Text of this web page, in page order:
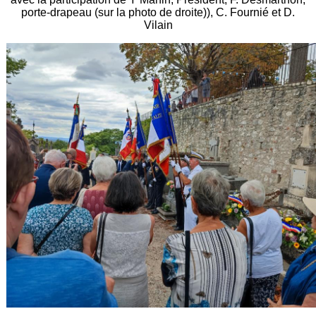
porte-drapeau (sur la photo de droite)), C. Fournié et D.
Vilain